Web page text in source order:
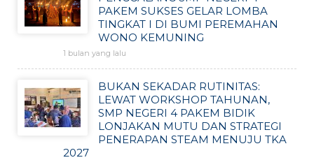
PAKEM SUKSES GELAR LOMBA
TINGKAT I DI BUMI PEREMAHAN
WONO KEMUNING
1 bulan yang lalu
BUKAN SEKADAR RUTINITAS:
LEWAT WORKSHOP TAHUNAN,
SMP NEGERI 4 PAKEM BIDIK
LONJAKAN MUTU DAN STRATEGI
PENERAPAN STEAM MENUJU TKA
2027